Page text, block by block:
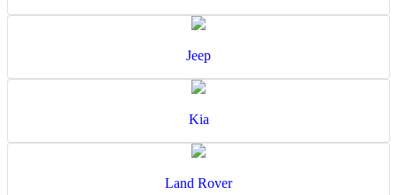
Jeep
Kia
Land Rover